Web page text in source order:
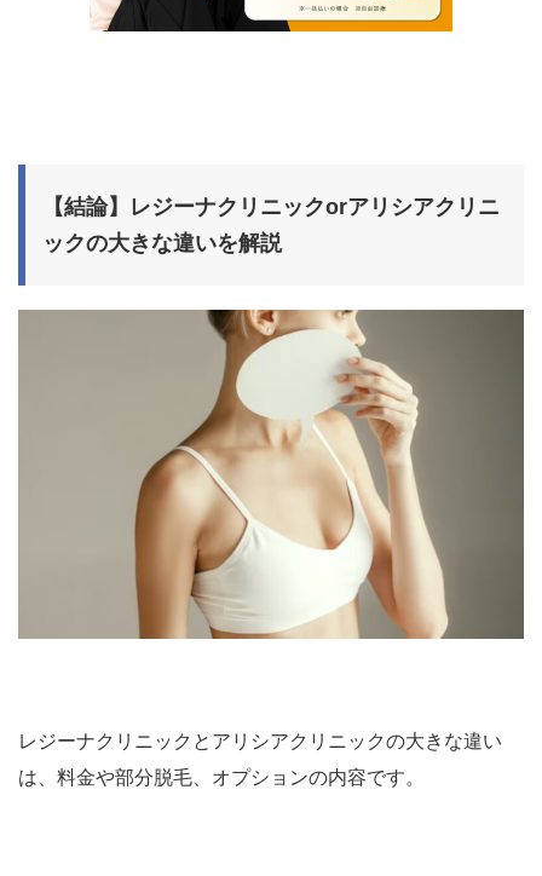
【結論】レジーナクリニックorアリシアクリニ
ックの大きな違いを解説
レジーナクリニックとアリシアクリニックの大きな違い
は、料金や部分脱毛、オプションの内容です。